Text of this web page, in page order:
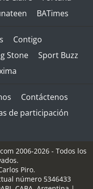
BATimes
Contigo
Stone
Sport Buzz
Contáctenos
de participación
2006-2026 - Todos los
Piro.
número 5346433